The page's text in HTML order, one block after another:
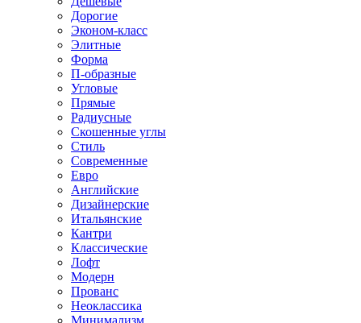
Дорогие
Эконом-класс
Элитные
Форма
П-образные
Угловые
Прямые
Радиусные
Скошенные углы
Стиль
Современные
Евро
Английские
Дизайнерские
Итальянские
Кантри
Классические
Лофт
Модерн
Прованс
Неоклассика
Минимализм